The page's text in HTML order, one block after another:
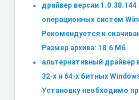
драйвер версии
операционных систем
Рекомендуется к
Размер архива: 18.6 Мб.
альтернативный драйвер
32-х и 64-х битных
Установку необходимо